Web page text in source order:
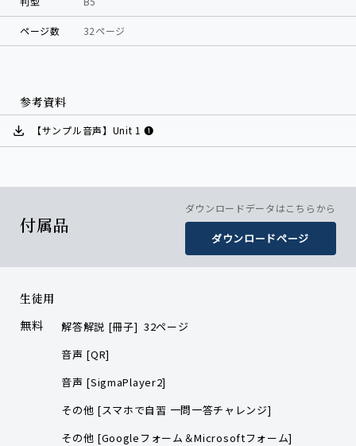
ページ数 32ページ
参考資料
【サンプル音声】Unit 1 ❶
付属品
ダウンロードデータはこちらから
ダウンロードページ
生徒用
無料
解答解説 [冊子] 32ページ
音声 [QR]
音声 [SigmaPlayer2]
その他 [スマホで自習 一問一答チャレンジ]
その他 [Googleフォーム＆Microsoftフォーム]